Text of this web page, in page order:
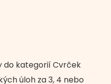
do kategorií Cvrček
úloh za 3, 4 nebo